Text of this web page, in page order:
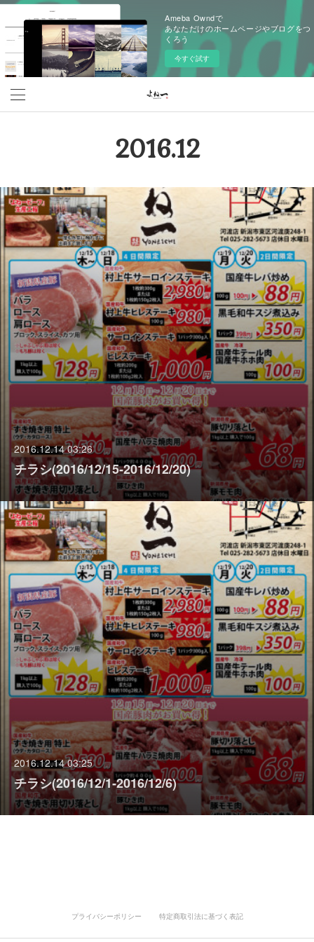
Ameba Owndで
あなただけのホームページやブログをつ
くろう
今すぐ試す
2016.12
2016.12.14 03:26
チラシ(2016/12/15‐2016/12/20)
2016.12.14 03:25
チラシ(2016/12/1‐2016/12/6)
プライバシーポリシー 特定商取引法に基づく表記